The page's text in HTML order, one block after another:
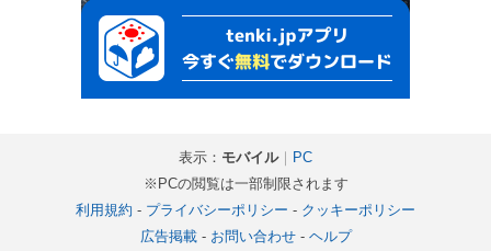
表示： モバイル｜ PC
※PCの閲覧は一部制限されます
利用規約 - プライバシーポリシー - クッキーポリシー
広告掲載- お問い合わせ- ヘルプ